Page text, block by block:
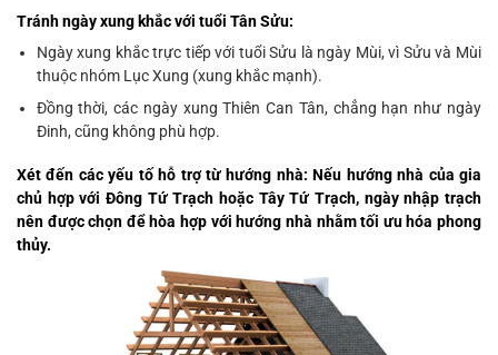
Tránh ngày xung khắc với tuổi Tân Sửu:
Ngày xung khắc trực tiếp với tuổi Sửu là ngày Mùi, vì Sửu và Mùi
thuộc nhóm Lục Xung (xung khắc mạnh).
Đồng thời, các ngày xung Thiên Can Tân, chẳng hạn như ngày
Đinh, cũng không phù hợp.
Xét đến các yếu tố hỗ trợ từ hướng nhà: Nếu hướng nhà của gia
chủ hợp với Đông Tứ Trạch hoặc Tây Tứ Trạch, ngày nhập trạch
nên được chọn để hòa hợp với hướng nhà nhằm tối ưu hóa phong
thủy.